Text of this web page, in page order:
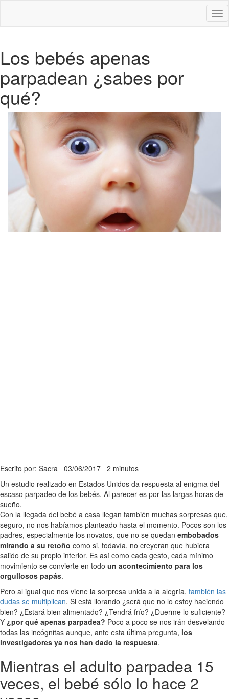
Los bebés apenas
parpadean ¿sabes por
qué?
Escrito por: Sacra 03/06/2017 2 minutos
Un estudio realizado en Estados Unidos da respuesta al enigma del
escaso parpadeo de los bebés. Al parecer es por las largas horas de
sueño.
Con la llegada del bebé a casa llegan también muchas sorpresas que,
seguro, no nos habíamos planteado hasta el momento. Pocos son los
padres, especialmente los novatos, que no se quedan embobados
mirando a su retoño como si, todavía, no creyeran que hubiera
salido de su propio interior. Es así como cada gesto, cada mínimo
movimiento se convierte en todo un acontecimiento para los
orgullosos papás.
Pero al igual que nos viene la sorpresa unida a la alegría, también las
dudas se multiplican. Si está llorando ¿será que no lo estoy haciendo
bien? ¿Estará bien alimentado? ¿Tendrá frío? ¿Duerme lo suficiente?
Y ¿por qué apenas parpadea? Poco a poco se nos irán desvelando
todas las incógnitas aunque, ante esta última pregunta, los
investigadores ya nos han dado la respuesta.
Mientras el adulto parpadea 15
veces, el bebé sólo lo hace 2